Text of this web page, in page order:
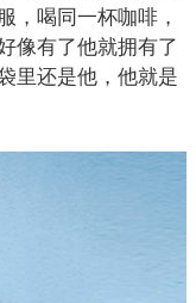
，喝同一杯咖啡，
像有了他就拥有了
里还是他，他就是